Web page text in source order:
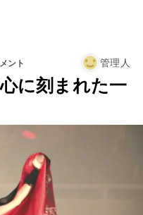
ント 管理人
に刻まれた一